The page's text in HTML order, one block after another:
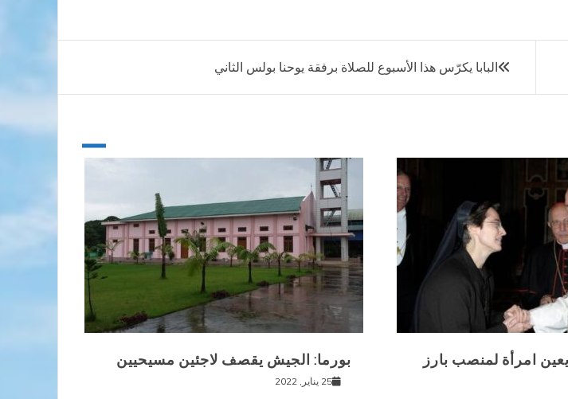
البابا يكرّس هذا الأسبوع للصلاة برفقة يوحنا بولس الثاني
بورما: الجيش يقصف لاجئين مسيحيين
25 يناير, 2022
امرأة لمنصب بارز